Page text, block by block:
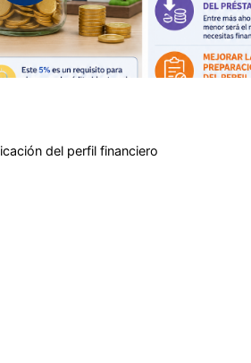
del perfil financiero